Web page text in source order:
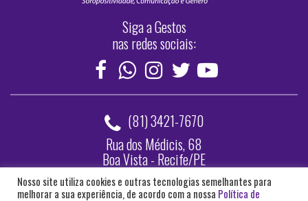
Siga a Gestos
nas redes sociais:
(81) 3421-7670
Rua dos Médicis, 68
Boa Vista - Recife/PE
Webmail
Nosso site utiliza cookies e outras tecnologias semelhantes para
melhorar a sua experiência, de acordo com a nossa Política de